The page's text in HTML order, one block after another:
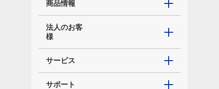
商品情報
法人のお客
様
サービス
サポート